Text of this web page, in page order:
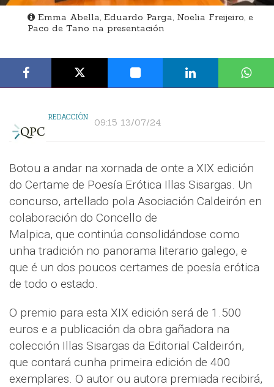
Emma Abella, Eduardo Parga, Noelia Freijeiro, e
Paco de Tano na presentación
REDACCIÓN 09:15 13/07/24
Botou a andar na xornada de onte a XIX edición
do Certame de Poesía Erótica Illas Sisargas. Un
concurso, artellado pola Asociación Caldeirón en
colaboración do Concello de
Malpica, que continúa consolidándose como
unha tradición no panorama literario galego, e
que é un dos poucos certames de poesía erótica
de todo o estado.
O premio para esta XIX edición será de 1.500
euros e a publicación da obra gañadora na
colección Illas Sisargas da Editorial Caldeirón,
que contará cunha primeira edición de 400
exemplares. O autor ou autora premiada recibirá,